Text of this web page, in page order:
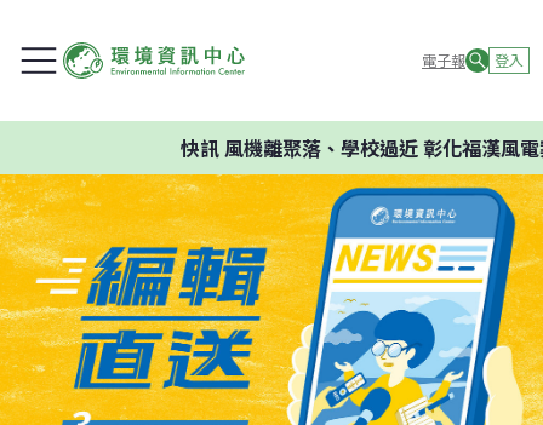
電子報 登入
快訊風機離聚落、學校過近 彰化福漢風電